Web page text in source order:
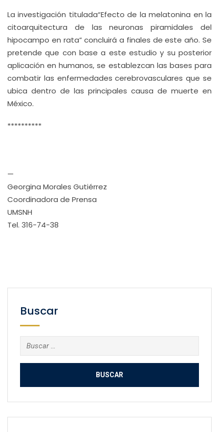
La investigación titulada“Efecto de la melatonina en la
citoarquitectura de las neuronas piramidales del
hipocampo en rata” concluirá a finales de este año. Se
pretende que con base a este estudio y su posterior
aplicación en humanos, se establezcan las bases para
combatir las enfermedades cerebrovasculares que se
ubica dentro de las principales causa de muerte en
México.
**********
—
Georgina Morales Gutiérrez
Coordinadora de Prensa
UMSNH
Tel. 316-74-38
Buscar
Buscar: